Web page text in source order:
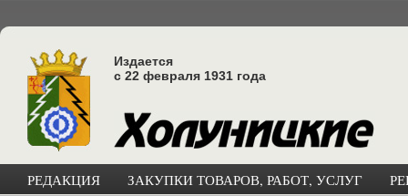
Издается
с 22 февраля 1931 года
РЕДАКЦИЯ ЗАКУПКИ ТОВАРОВ, РАБОТ, УСЛУГ